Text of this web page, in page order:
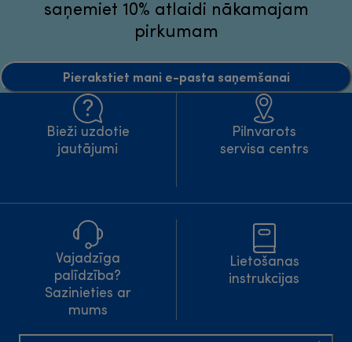
saņemiet 10% atlaidi nākamajam
pirkumam
Pierakstiet mani e-pasta saņemšanai
Bieži uzdotie
jautājumi
Pilnvarots
servisa centrs
Vajadzīga
palīdzība?
Sazinieties ar
mums
Lietošanas
instrukcijas